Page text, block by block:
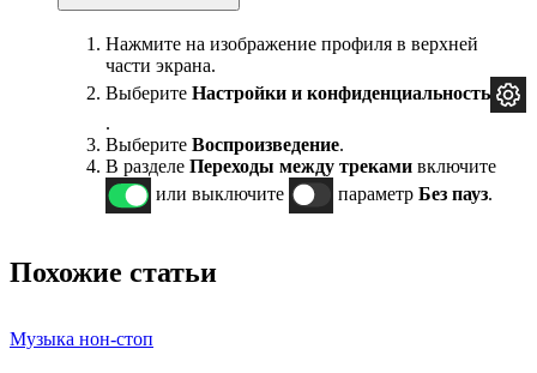
Нажмите на изображение профиля в верхней
части экрана.
Выберите Настройки и конфиденциальность
.
Выберите Воспроизведение.
В разделе Переходы между треками включите
или выключите
параметр Без пауз.
Похожие статьи
Музыка нон-стоп